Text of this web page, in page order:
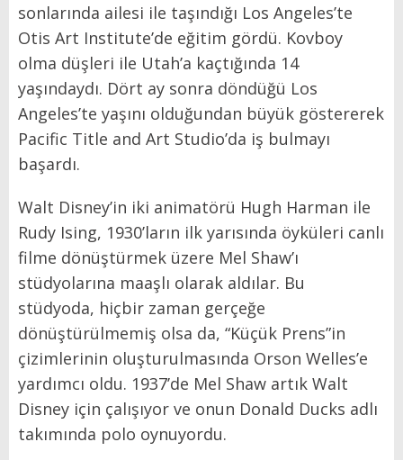
sonlarında ailesi ile taşındığı Los Angeles’te
Otis Art Institute’de eğitim gördü. Kovboy
olma düşleri ile Utah’a kaçtığında 14
yaşındaydı. Dört ay sonra döndüğü Los
Angeles’te yaşını olduğundan büyük göstererek
Pacific Title and Art Studio’da iş bulmayı
başardı.
Walt Disney’in iki animatörü Hugh Harman ile
Rudy Ising, 1930’ların ilk yarısında öyküleri canlı
filme dönüştürmek üzere Mel Shaw’ı
stüdyolarına maaşlı olarak aldılar. Bu
stüdyoda, hiçbir zaman gerçeğe
dönüştürülmemiş olsa da, “Küçük Prens”in
çizimlerinin oluşturulmasında Orson Welles’e
yardımcı oldu. 1937’de Mel Shaw artık Walt
Disney için çalışıyor ve onun Donald Ducks adlı
takımında polo oynuyordu.